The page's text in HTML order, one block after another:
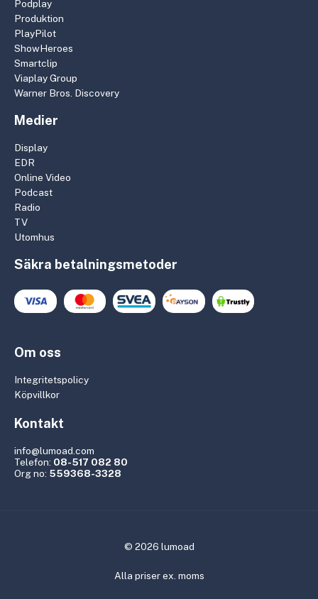
Podplay
Produktion
PlayPilot
ShowHeroes
Smartclip
Viaplay Group
Warner Bros. Discovery
Medier
Display
EDR
Online Video
Podcast
Radio
TV
Utomhus
Säkra betalningsmetoder
Om oss
Integritetspolicy
Köpvillkor
Kontakt
info@lumoad.com
Telefon: 08-517 082 80
Org no: 559368-3328
© 2026 lumoad
Alla priser ex. moms